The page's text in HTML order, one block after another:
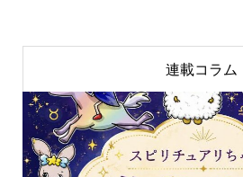
連載コラム